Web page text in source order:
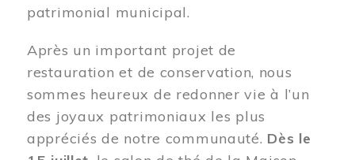
patrimonial municipal.
Après un important projet de
restauration et de conservation, nous
sommes heureux de redonner vie à l’un
des joyaux patrimoniaux les plus
appréciés de notre communauté. Dès le